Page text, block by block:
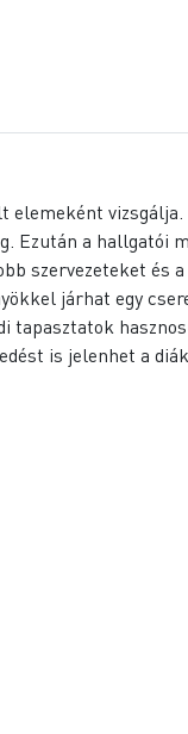
elemeként
Ezután a hallgatói
szervezeteket és
járhat egy
tapasztatok
is jelenhet a